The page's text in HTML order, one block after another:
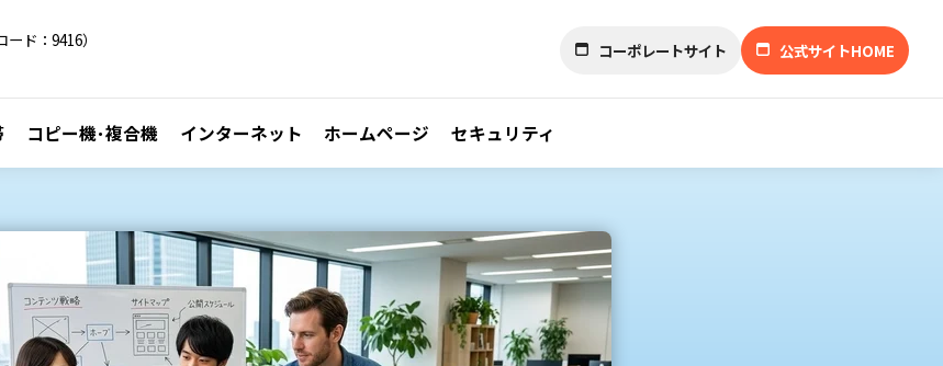
ド：9416）
コーポレートサイト 公式サイトHOME
コピー機･複合機 インターネット ホームページ セキュリティ